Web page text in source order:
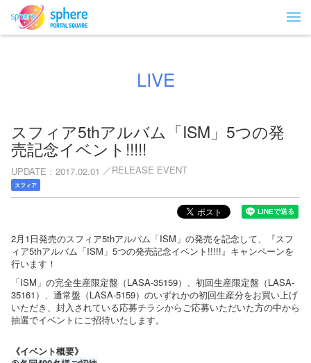
LIVE
スフィア5thアルバム「ISM」5つの発
売記念イベント!!!!!
UPDATE 2017.02.01 RELEASE EVENT
スフィア
2月1日発売のスフィア5thアルバム「ISM」の発売を記念して、『スフ
ィア5thアルバム「ISM」5つの発売記念イベント!!!!!』キャンペーンを
行います！
「ISM」の完全生産限定盤（LASA-35159）、初回生産限定盤（LASA-
35161）、通常盤（LASA-5159）のいずれかの初回生産分をお買い上げ
いただき、封入されている応募チラシからご応募いただいた方の中から
抽選でイベントにご招待いたします。
《イベント概要》